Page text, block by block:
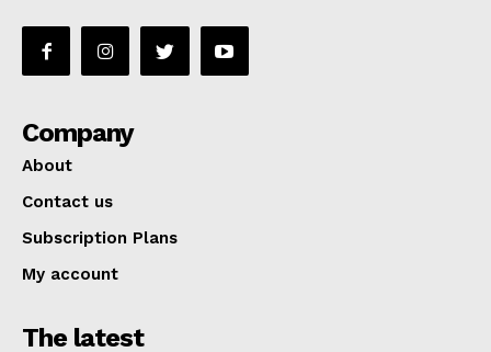
Company
About
Contact us
Subscription Plans
My account
The latest